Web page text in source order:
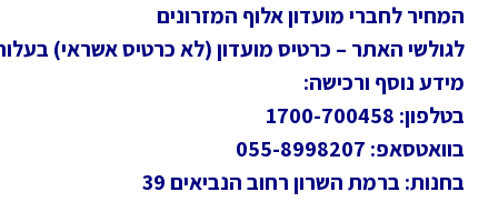
המחיר לחברי מועדון אלוף המזרונים
לגולשי האתר – כרטיס מועדון (לא כרטיס אשראי) בעלות
מידע נוסף ורכישה:
בטלפון: 1700-700458
בוואטסאפ: 055-8998207
בחנות: ברמת השרון רחוב הנביאים 39